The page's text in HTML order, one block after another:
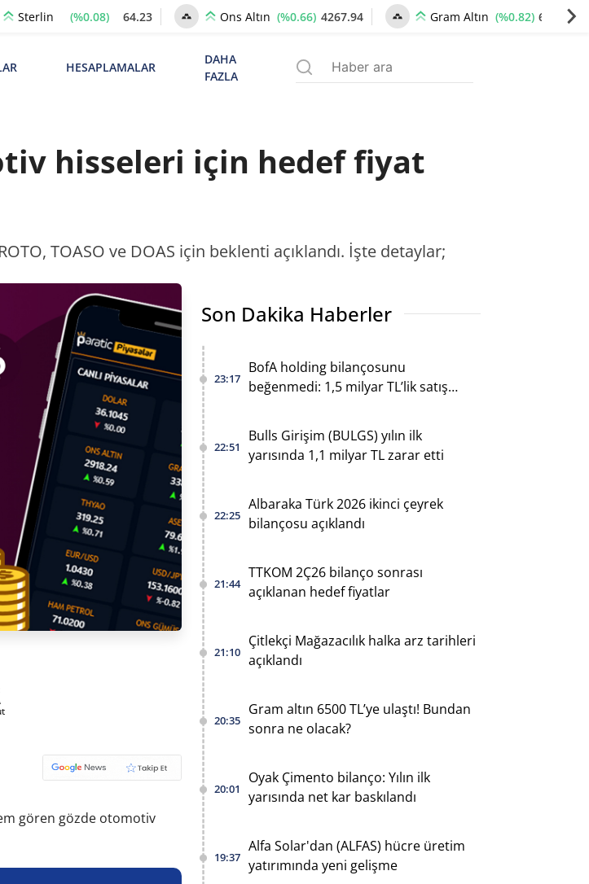
Sterlin (%0.08) 64.23 Ons Altın (%0.66) 4267.94 Gram Altın (%0.82) 6545.77
HESAPLAMALAR
DAHA
FAZLA
hisseleri için hedef fiyat
TOASO ve DOAS için beklenti açıklandı. İşte detaylar;
gören gözde otomotiv
Son Dakika Haberler
23:17
BofA holding bilançosunu
beğenmedi: 1,5 milyar TL’lik satış
22:51
Bulls Girişim (BULGS) yılın ilk
yarısında 1,1 milyar TL zarar etti
22:25
Albaraka Türk 2026 ikinci çeyrek
bilançosu açıklandı
21:44
TTKOM 2Ç26 bilanço sonrası
açıklanan hedef fiyatlar
21:10
Çitlekçi Mağazacılık halka arz tarihleri
açıklandı
20:35
Gram altın 6500 TL’ye ulaştı! Bundan
sonra ne olacak?
20:01
Oyak Çimento bilanço: Yılın ilk
yarısında net kar baskılandı
19:37
Alfa Solar'dan (ALFAS) hücre üretim
yatırımında yeni gelişme